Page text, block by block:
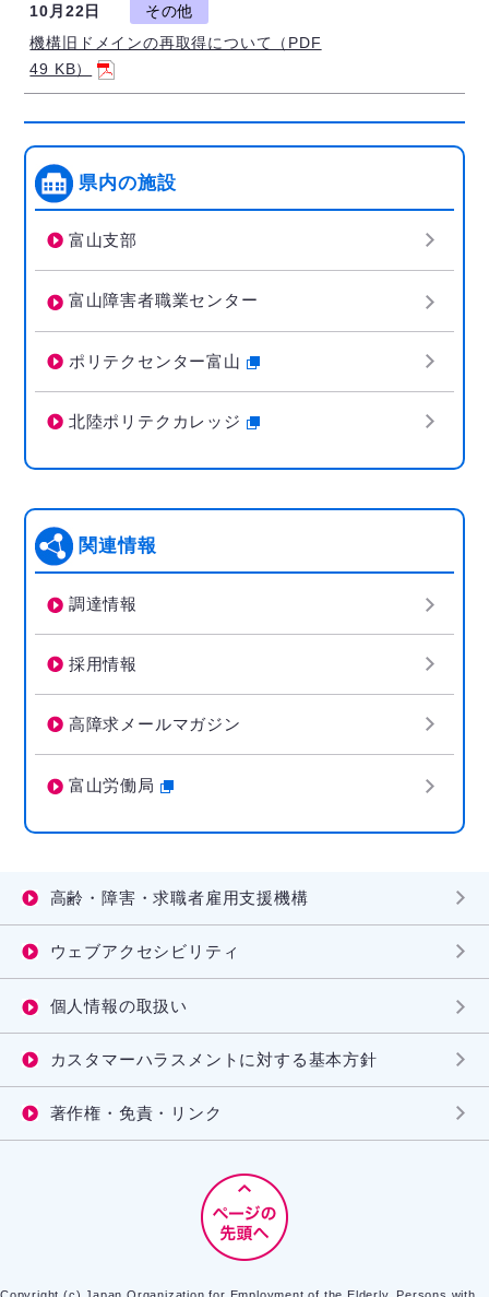
10月22日
その他
機構旧ドメインの再取得について（PDF
49 KB）
県内の施設
富山支部
富山障害者職業センター
ポリテクセンター富山
北陸ポリテクカレッジ
関連情報
調達情報
採用情報
高障求メールマガジン
富山労働局
高齢・障害・求職者雇用支援機構
ウェブアクセシビリティ
個人情報の取扱い
カスタマーハラスメントに対する基本方針
著作権・免責・リンク